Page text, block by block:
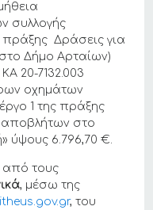
συλλογής
Δράσεις για
Δήμο Αρταίων)
20-7132.003
οχημάτων
1 της πράξης
στο
ύψους 6.796,70 €.
από τους
, μέσω της
, του